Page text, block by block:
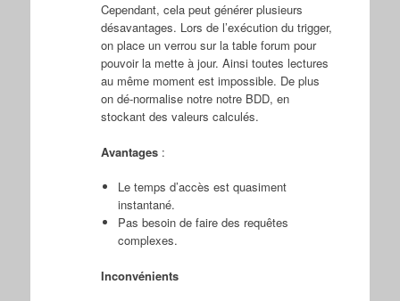
Cependant, cela peut générer plusieurs
désavantages. Lors de l’exécution du trigger,
on place un verrou sur la table forum pour
pouvoir la mette à jour. Ainsi toutes lectures
au même moment est impossible. De plus
on dé-normalise notre notre BDD, en
stockant des valeurs calculés.
Avantages:
Le temps d’accès est quasiment
instantané.
Pas besoin de faire des requêtes
complexes.
Inconvénients